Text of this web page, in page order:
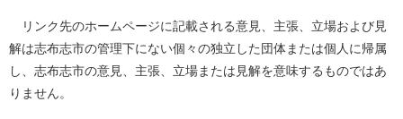
リンク先のホームページに記載される意見、主張、立場および見
解は志布志市の管理下にない個々の独立した団体または個人に帰属
し、志布志市の意見、主張、立場または見解を意味するものではあ
りません。